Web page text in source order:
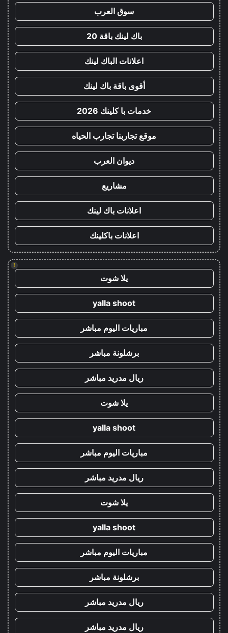
سوق العرب
باك لينك باقة 20
اعلانات الباك لينك
أقوى باقة باك لينك
خدمات با كلينك 2026
موقع تجاربنا تجارب الحياه
ديوان العرب
مشاريع
اعلانات باك لينك
اعلانات باكلينك
!
يلا شوت
yalla shoot
مباريات اليوم مباشر
برشلونة مباشر
ريال مدريد مباشر
يلا شوت
yalla shoot
مباريات اليوم مباشر
ريال مدريد مباشر
يلا شوت
yalla shoot
مباريات اليوم مباشر
برشلونة مباشر
ريال مدريد مباشر
ريال مدريد مباشر